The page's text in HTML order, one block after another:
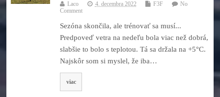
Laco 4. decembra 2022 F3F
No
Comment
Sezóna skončila, ale trénovať sa musí...
Predpoveď vetra na nedeľu bola viac než dobrá,
slabšie to bolo s teplotou. Tá sa držala na +5°C.
Najskôr som si myslel, že iba…
viac